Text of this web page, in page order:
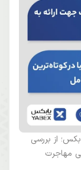
از بررسی
مهاجرت